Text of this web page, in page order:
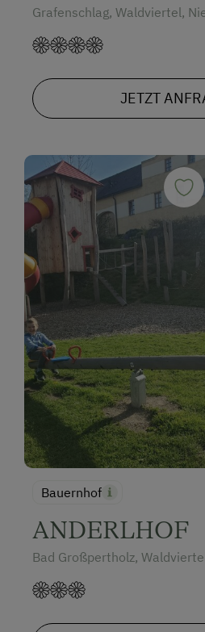
Grafenschlag, Waldviertel,
JETZT
Bauernhof
ANDERLHOF
Bad Großpertholz,